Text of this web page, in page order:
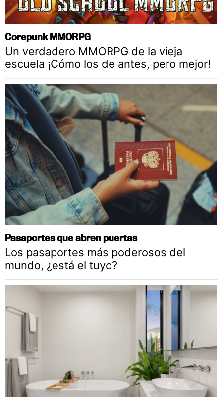
Corepunk MMORPG
Un verdadero MMORPG de la vieja
escuela ¡Cómo los de antes, pero mejor!
Pasaportes que abren puertas
Los pasaportes más poderosos del
mundo, ¿está el tuyo?